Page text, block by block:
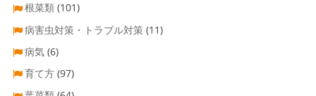
根菜類 (101)
病害虫対策・トラブル対策 (11)
病気 (6)
育て方 (97)